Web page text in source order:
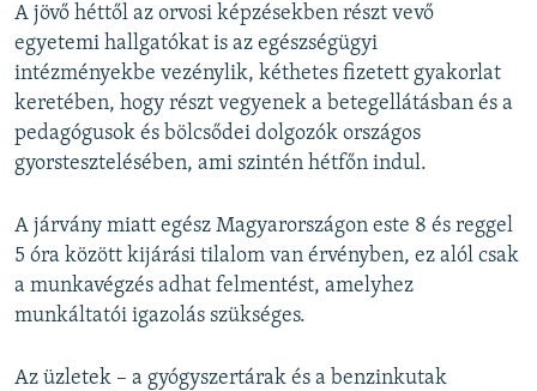
A jövő héttől az orvosi képzésekben részt vevő
egyetemi hallgatókat is az egészségügyi
intézményekbe vezénylik, kéthetes fizetett gyakorlat
keretében, hogy részt vegyenek a betegellátásban és a
pedagógusok és bölcsődei dolgozók országos
gyorstesztelésében, ami szintén hétfőn indul.
A járvány miatt egész Magyarországon este 8 és reggel
5 óra között kijárási tilalom van érvényben, ez alól csak
a munkavégzés adhat felmentést, amelyhez
munkáltatói igazolás szükséges.
Az üzletek – a gyógyszertárak és a benzinkutak